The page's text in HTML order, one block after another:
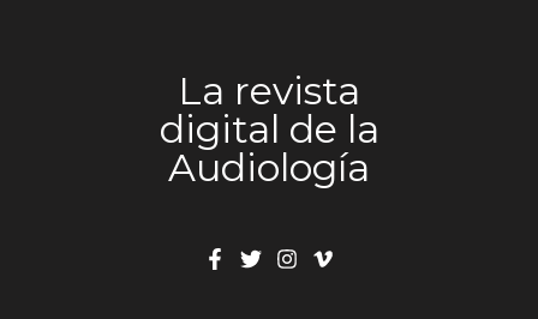
La revista
digital de la
Audiología